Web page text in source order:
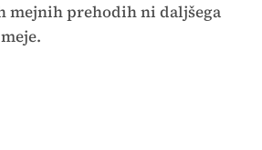
mejnih prehodih ni daljšega